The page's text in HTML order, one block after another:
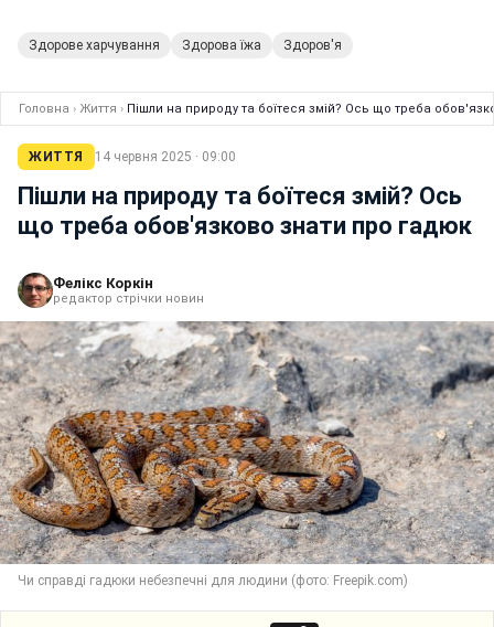
Здорове харчування Здорова їжа Здоров'я
Головна › Життя › Пішли на природу та боїтеся змій? Ось що треба
ЖИТТЯ 14 червня 2025 · 09:00
Пішли на природу та боїтеся змій? Ось
що треба обов'язково знати про гадюк
Фелікс Коркін
редактор стрічки новин
Чи справді гадюки небезпечні для людини (фото: Freepik.com)